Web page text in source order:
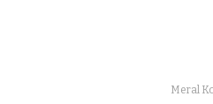
Meral